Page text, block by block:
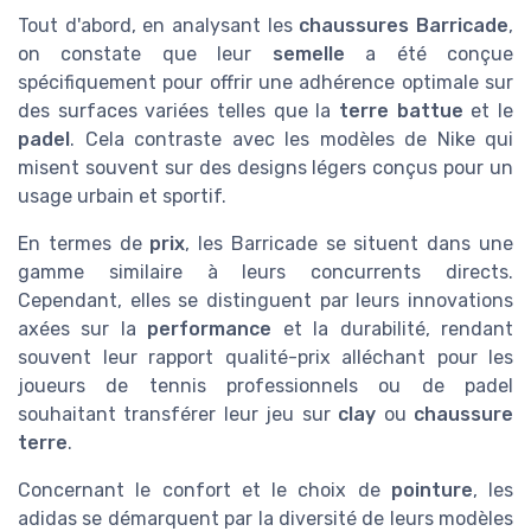
Tout d'abord, en analysant les chaussures Barricade,
on constate que leur semelle a été conçue
spécifiquement pour offrir une adhérence optimale sur
des surfaces variées telles que la terre battue et le
padel. Cela contraste avec les modèles de Nike qui
misent souvent sur des designs légers conçus pour un
usage urbain et sportif.
En termes de prix, les Barricade se situent dans une
gamme similaire à leurs concurrents directs.
Cependant, elles se distinguent par leurs innovations
axées sur la performance et la durabilité, rendant
souvent leur rapport qualité-prix alléchant pour les
joueurs de tennis professionnels ou de padel
souhaitant transférer leur jeu sur clay ou chaussure
terre.
Concernant le confort et le choix de pointure, les
adidas se démarquent par la diversité de leurs modèles